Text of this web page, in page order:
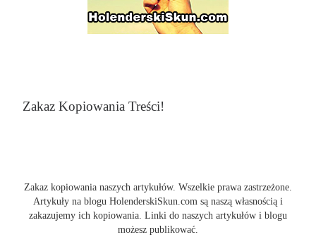
Zakaz Kopiowania Treści!
Zakaz kopiowania naszych artykułów. Wszelkie prawa zastrzeżone.
Artykuły na blogu HolenderskiSkun.com są naszą własnością i
zakazujemy ich kopiowania. Linki do naszych artykułów i blogu
możesz publikować.